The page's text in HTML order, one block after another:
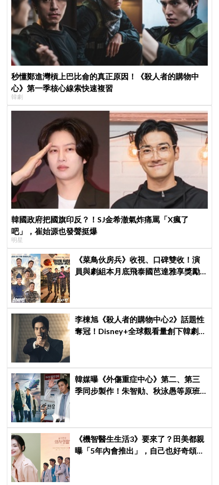
秒懂鄭進灣槓上巴比侖的真正原因！《殺人者的購物中
心》第一季核心線索快速複習
韓劇
韓國政府把國旗印反？！SJ金希澈氣炸痛罵「X瘋了
吧」，崔始源也發聲挺爆
明星
《菜鳥伙房兵》收視、口碑雙收！演
員與劇組本月底飛泰國芭達雅享獎勵
李棟旭《殺人者的購物中心2》話題性
奪冠！Disney+全球觀看量創下韓劇新
韓媒曝《外傷重症中心》第二、第三
季同步製作！朱智勛、秋泳愚等原班
《機智醫生生活3》要來了？田美都親
曝「5年內會推出」，自己也好奇頌和